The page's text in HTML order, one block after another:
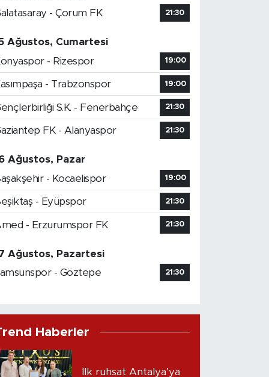
- Çorum FK
21:30
Ağustos, Cumartesi
- Rizespor
19:00
- Trabzonspor 19:00
S.K. - Fenerbahçe 21:30
FK - Alanyaspor 21:30
Ağustos, Pazar
- Kocaelispor
19:00
- Eyüpspor 21:30
- Erzurumspor FK 21:30
Ağustos, Pazartesi
- Göztepe
21:30
Haberler
İlk ruhsat Antalya’ya